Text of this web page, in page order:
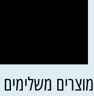
משלימים